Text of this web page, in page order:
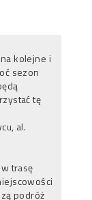
kolejne i
sezon
tę
al.
trasę
podróż